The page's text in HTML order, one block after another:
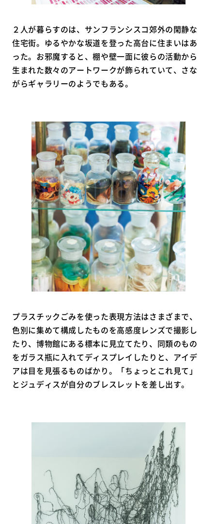
２人が暮らすのは、サンフランシスコ郊外の閑静な
住宅街。ゆるやかな坂道を登った高台に住まいはあ
った。お邪魔すると、棚や壁一面に彼らの活動から
生まれた数々のアートワークが飾られていて、さな
がらギャラリーのようでもある。
プラスチックごみを使った表現方法はさまざまで、
色別に集めて構成したものを高感度レンズで撮影し
たり、博物館にある標本に見立てたり、同類のもの
をガラス瓶に入れてディスプレイしたりと、アイデ
アは目を見張るものばかり。「ちょっとこれ見て」
とジュディスが自分のブレスレットを差し出す。